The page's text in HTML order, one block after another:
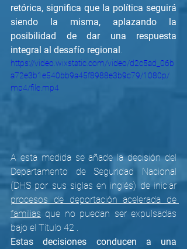
retórica, significa que la política seguirá
siendo la misma, aplazando la
posibilidad de dar una respuesta
integral al desafío regional.
https://video.wixstatic.com/video/d2c5ad_06b
a72e3b1e540bb9a45f8988e3b9c79/1080p/
mp4/file.mp4
A esta medida se añade la decisión del
Departamento de Seguridad Nacional
(DHS por sus siglas en inglés) de iniciar
procesos de deportación acelerada de
familias que no puedan ser expulsadas
bajo el Título 42 .
Estas decisiones conducen a una